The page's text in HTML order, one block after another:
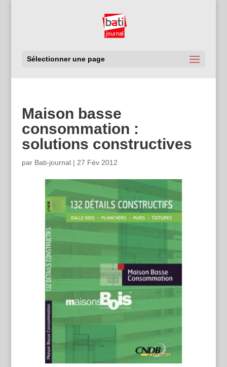
Sélectionner une page
Maison basse
consommation :
solutions constructives
par Bati-journal| 27 Fév 2012